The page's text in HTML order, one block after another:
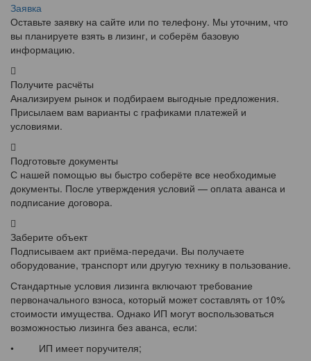
Заявка
Оставьте заявку на сайте или по телефону. Мы уточним, что
вы планируете взять в лизинг, и соберём базовую
информацию.
Получите расчёты
Анализируем рынок и подбираем выгодные предложения.
Присылаем вам варианты с графиками платежей и
условиями.
Подготовьте документы
С нашей помощью вы быстро соберёте все необходимые
документы. После утверждения условий — оплата аванса и
подписание договора.
Заберите объект
Подписываем акт приёма-передачи. Вы получаете
оборудование, транспорт или другую технику в пользование.
Стандартные условия лизинга включают требование
первоначального взноса, который может составлять от 10%
стоимости имущества. Однако ИП могут воспользоваться
возможностью лизинга без аванса, если:
• ИП имеет поручителя;